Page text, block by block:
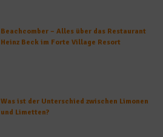
Beachcomber – Alles über das Restaurant
Heinz Beck im Forte Village Resort
Was ist der Unterschied zwischen Limonen
und Limetten?